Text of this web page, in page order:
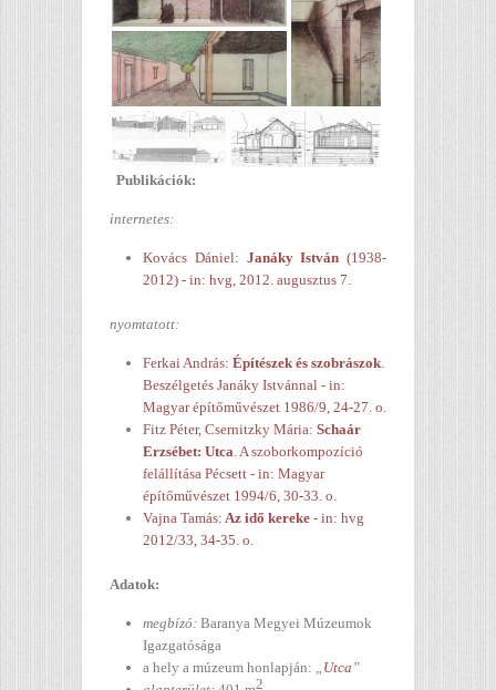
Publikációk:
internetes:
Kovács Dániel: Janáky István (1938-
2012) - in: hvg, 2012. augusztus 7.
nyomtatott:
Ferkai András: Építészek és szobrászok
Beszélgetés Janáky Istvánnal - in:
Magyar építőművészet 1986/9, 24-27. o.
Fitz Péter, Csernitzky Mária: Schaár
Erzsébet: Utca . A szoborkompozíció
felállítása Pécsett - in: Magyar
építőművészet 1994/6, 30-33. o.
Vajna Tamás: Az idő kereke - in: hvg
2012/33, 34-35. o.
Adatok:
megbízó: Baranya Megyei Múzeumok
Igazgatósága
a hely a múzeum honlapján:
Utca ”
2